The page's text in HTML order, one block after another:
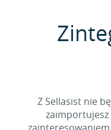
Z Sellasist nie